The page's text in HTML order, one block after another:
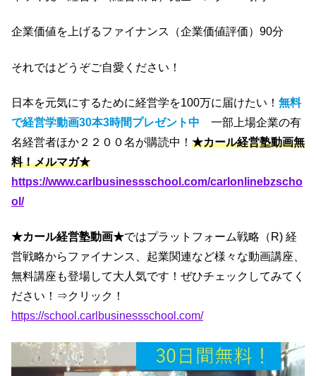
企業価値を上げるファイナンス（企業価値評価）90分
それではどうぞご自愛ください！
日本を元気にするために経営学を100万に届けたい！ 無料
で経営学動画30本3時間プレゼント中 一部上場企業の有
名経営者ほか２２００名が購読中！ ★カール経営塾動画無
料！メルマガ★
https://www.carlbusinessschool.com/carlonlinebzscho
ol/
★カール経営塾動画★ではプラットフォーム戦略（R) 経
営戦略からファイナンス、起業関連など様々な動画講座、
無料講座も登場して大人気です！ぜひチェックしてみてく
ださい！⇒クリック！
https://school.carlbusinessschool.com/